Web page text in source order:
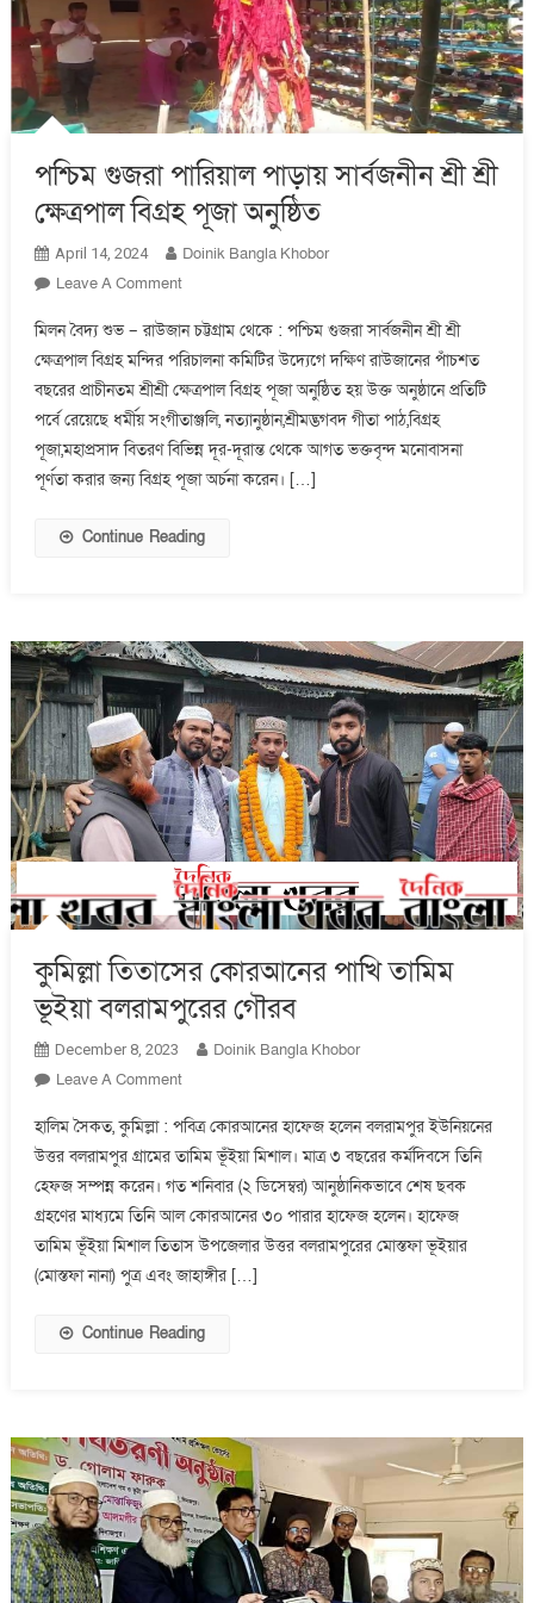
পশ্চিম গুজরা পারিয়াল পাড়ায় সার্বজনীন শ্রী শ্রী
ক্ষেত্রপাল বিগ্রহ পূজা অনুষ্ঠিত
April 14, 2024
Doinik Bangla Khobor
Leave A CommentOn
গুজরা
পারিয়াল
পাড়ায়
সার্বজনীন
শ্রী
শ্রী
বিগ্রহ
মিলন বৈদ্য শুভ – রাউজান চট্টগ্রাম থেকে : পশ্চিম গুজরা সার্বজনীন শ্রী শ্রী
ক্ষেত্রপাল বিগ্রহ মন্দির পরিচালনা কমিটির উদ্যেগে দক্ষিণ রাউজানের পাঁচশত
বছরের প্রাচীনতম শ্রীশ্রী ক্ষেত্রপাল বিগ্রহ পূজা অনুষ্ঠিত হয় উক্ত অনুষ্ঠানে প্রতিটি
পর্বে রেয়েছে ধর্মীয় সংগীতাঞ্জলি, নত্যানুষ্ঠান,শ্রীমদ্ভগবদ গীতা পাঠ,বিগ্রহ
পূজা,মহাপ্রসাদ বিতরণ বিভিন্ন দূর-দূরান্ত থেকে আগত ভক্তবৃন্দ মনোবাসনা
পূর্ণতা করার জন্য বিগ্রহ পূজা অর্চনা করেন। […]
Continue Reading
কুমিল্লা তিতাসের কোরআনের পাখি তামিম
ভূইয়া বলরামপুরের গৌরব
December 8, 2023
Doinik Bangla Khobor
Leave A CommentOn
তিতাসের
কোরআনের
পাখি
তামিম
ভূইয়া
বলরামপুরের
হালিম সৈকত, কুমিল্লা : পবিত্র কোরআনের হাফেজ হলেন বলরামপুর ইউনিয়নের
উত্তর বলরামপুর গ্রামের তামিম ভূঁইয়া মিশাল। মাত্র ৩ বছরের কর্মদিবসে তিনি
হেফজ সম্পন্ন করেন। গত শনিবার (২ ডিসেম্বর) আনুষ্ঠানিকভাবে শেষ ছবক
গ্রহণের মাধ্যমে তিনি আল কোরআনের ৩০ পারার হাফেজ হলেন। হাফেজ
তামিম ভূঁইয়া মিশাল তিতাস উপজেলার উত্তর বলরামপুরের মোস্তফা ভূইয়ার
(মোস্তফা নানা) পুত্র এবং জাহাঙ্গীর […]
Continue Reading